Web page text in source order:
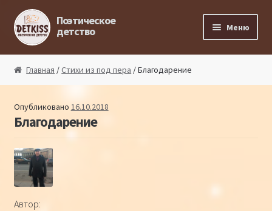
Перейти к навигации
Перейти к содержимому
Поэтическое
детство Меню
Поэтический ликбез
Поэтический блог
Главная /Стихи из под пера / Благодарение
Опубликовано 16.10.2018
Благодарение
Автор: